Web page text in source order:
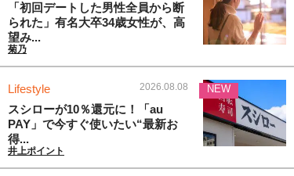
「初回デートした男性全員から断
られた」有名大卒34歳女性が、高
望み...
菊乃
Lifestyle 2026.08.08
スシローが10％還元に！「au
PAY」で今すぐ使いたい“最新お
得...
井上ポイント
NEW